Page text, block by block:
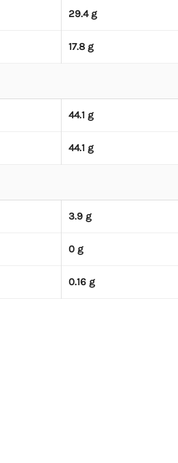
29.4 g
17.8 g
44.1 g
44.1 g
3.9 g
0 g
0.16 g